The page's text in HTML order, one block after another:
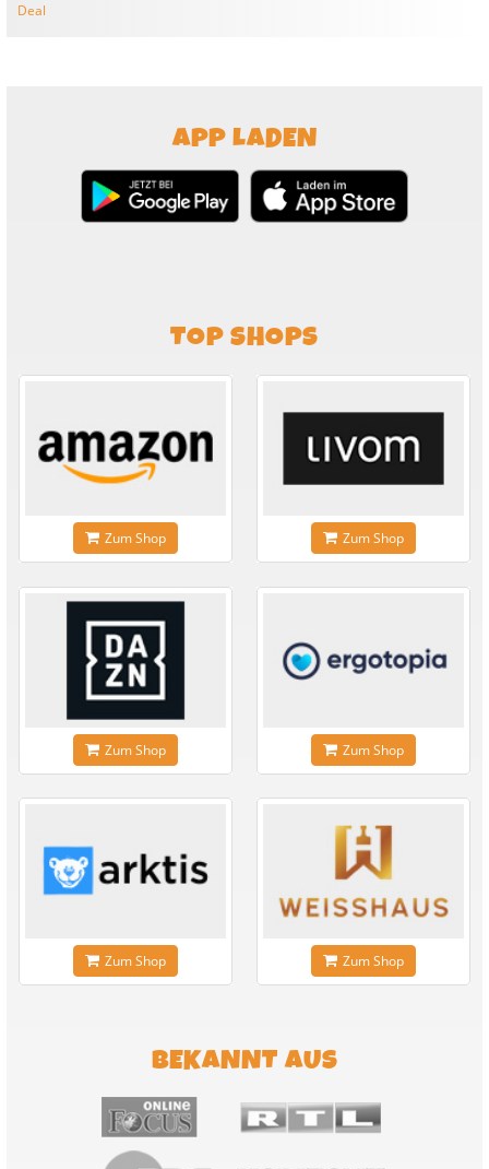
Deal
APP LADEN
TOP SHOPS
Zum Shop Zum Shop
Zum Shop Zum Shop
Zum Shop Zum Shop
BEKANNT AUS